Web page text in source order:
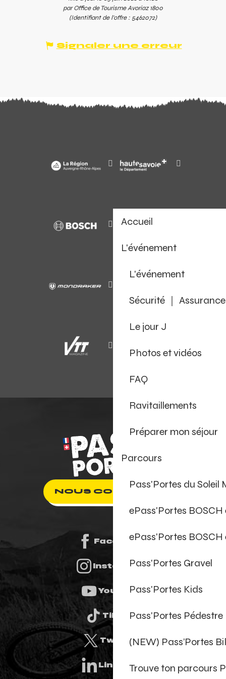
Accueil
L'événement
L'événement
Sécurité ｜ Assurance
Le jour J
Photos et vidéos
FAQ
Ravitaillements
Préparer mon séjour
Parcours
Pass'Portes du Soleil
ePass'Portes
ePass'Portes
Pass'Portes Gravel
Pass'Portes Kids
Pass'Portes Pédestre
(NEW) Pass’Portes
Trouve ton parcours
par Office de Tourisme Avoriaz 1800
(Identifiant de l'offre : 5462072)
Signaler une erreur
NOUS CONTACTER
Facebook
Instagram
Youtube
Tiktok
Twitter
Linkedin